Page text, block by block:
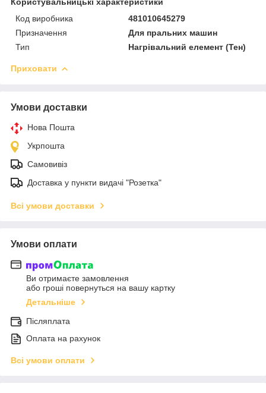
Код виробника
481010645279
Призначення
Для пральних машин
Тип
Нагрівальний елемент (Тен)
Приховати
Умови доставки
Нова Пошта
Укрпошта
Самовивіз
Доставка у пункти видачі "Розетка"
Всі умови доставки
Умови оплати
Ви отримаєте замовлення
або гроші повернуться на вашу картку
Детальніше
Післяплата
Оплата на рахунок
Всі умови оплати